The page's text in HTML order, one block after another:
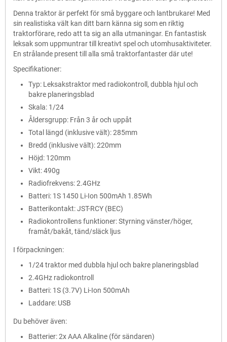
Denna traktor är perfekt för små byggare och lantbrukare! Med
sin realistiska vält kan ditt barn känna sig som en riktig
traktorförare, redo att ta sig an alla utmaningar. En fantastisk
leksak som uppmuntrar till kreativt spel och utomhusaktiviteter.
En strålande present till alla små traktorfantaster där ute!
Specifikationer:
Typ: Leksakstraktor med radiokontroll, dubbla hjul och
bakre planeringsblad
Skala: 1/24
Åldersgrupp: Från 3 år och uppåt
Total längd (inklusive vält): 285mm
Bredd (inklusive vält): 220mm
Höjd: 120mm
Vikt: 490g
Radiofrekvens: 2.4GHz
Batteri: 1S 1450 Li-Ion 500mAh 1.85Wh
Batterikontakt: JST-RCY (BEC)
Radiokontrollens funktioner: Styrning vänster/höger,
framåt/bakåt, tänd/släck ljus
I förpackningen:
1/24 traktor med dubbla hjul och bakre planeringsblad
2.4GHz radiokontroll
Batteri: 1S (3.7V) Li-Ion 500mAh
Laddare: USB
Du behöver även:
Batterier: 2x AAA Alkaline (för sändaren)